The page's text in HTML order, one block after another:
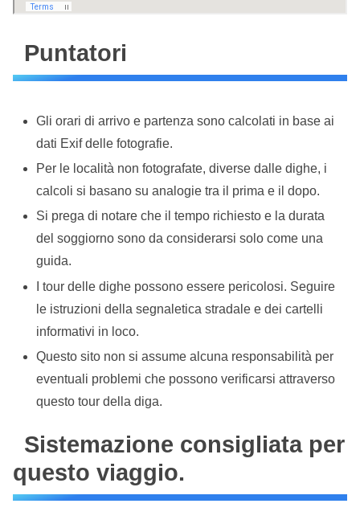
Puntatori
Gli orari di arrivo e partenza sono calcolati in base ai
dati Exif delle fotografie.
Per le località non fotografate, diverse dalle dighe, i
calcoli si basano su analogie tra il prima e il dopo.
Si prega di notare che il tempo richiesto e la durata
del soggiorno sono da considerarsi solo come una
guida.
I tour delle dighe possono essere pericolosi. Seguire
le istruzioni della segnaletica stradale e dei cartelli
informativi in loco.
Questo sito non si assume alcuna responsabilità per
eventuali problemi che possono verificarsi attraverso
questo tour della diga.
Sistemazione consigliata per
questo viaggio.